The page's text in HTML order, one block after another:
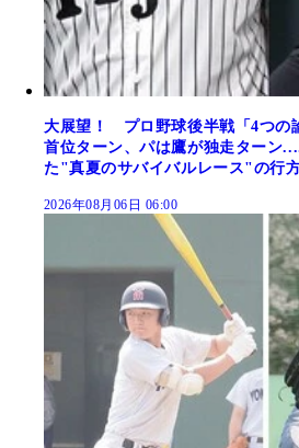
大展望！ プロ野球後半戦「4つの
首位ターン、パは鷹が独走ターン
た"真夏のサバイバルレース"の行
2026年08月06日 06:00